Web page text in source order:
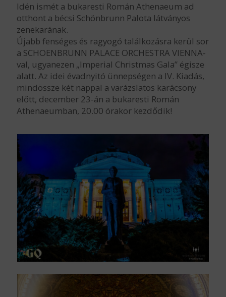
Idén ismét a bukaresti Román Athenaeum ad
otthont a bécsi Schönbrunn Palota látványos
zenekarának.
Újabb fenséges és ragyogó találkozásra kerül sor
a SCHOENBRUNN PALACE ORCHESTRA VIENNA-
val, ugyanezen „Imperial Christmas Gala” égisze
alatt. Az idei évadnyitó ünnepségen a IV. Kiadás,
mindössze két nappal a varázslatos karácsony
előtt, december 23-án a bukaresti Román
Athenaeumban, 20.00 órakor kezdődik!